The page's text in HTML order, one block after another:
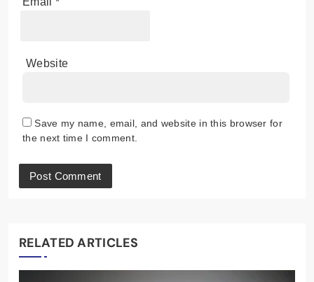
Website
Save my name, email, and website in this browser for
the next time I comment.
RELATED ARTICLES